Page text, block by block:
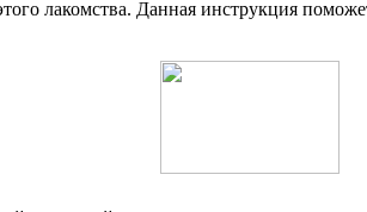
лакомства. Данная инструкция